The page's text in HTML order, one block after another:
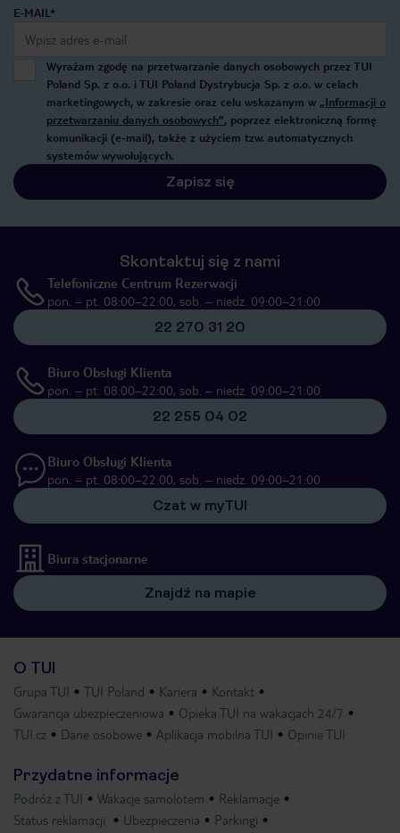
E-MAIL*
Wyrażam zgodę na przetwarzanie danych osobowych przez TUI
Poland Sp. z o.o. i TUI Poland Dystrybucja Sp. z o.o. w celach
marketingowych, w zakresie oraz celu wskazanym w „Informacji o
przetwarzaniu danych osobowych”, poprzez elektroniczną formę
komunikacji (e-mail), także z użyciem tzw. automatycznych
systemów wywołujących.
Zapisz się
Skontaktuj się z nami
Telefoniczne Centrum Rezerwacji
pon. – pt. 08:00–22:00, sob. – niedz. 09:00–21:00
22 270 31 20
Biuro Obsługi Klienta
pon. – pt. 08:00–22:00, sob. – niedz. 09:00–21:00
22 255 04 02
Biuro Obsługi Klienta
pon. – pt. 08:00–22:00, sob. – niedz. 09:00–21:00
Czat w myTUI
Biura stacjonarne
Znajdź na mapie
O TUI
Grupa TUI TUI Poland Kariera
Kontakt
Gwarancja ubezpieczeniowa
Opieka TUI na wakacjach 24/7
TUI.cz
Dane osobowe Aplikacja mobilna TUI Opinie TUI
Przydatne informacje
Podróż z TUI Wakacje samolotem
Reklamacje
Status reklamacji
Ubezpieczenia Parkingi